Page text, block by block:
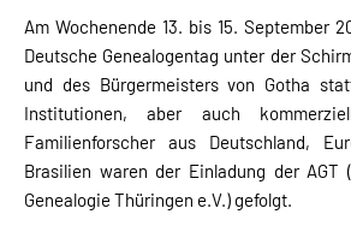
Am Wochenende 13. bis 15. September
Deutsche Genealogentag unter der
und des Bürgermeisters von Gotha
Institutionen, aber auch
Familienforscher aus Deutschland,
Brasilien waren der Einladung der AGT
Genealogie Thüringen e.V.) gefolgt.